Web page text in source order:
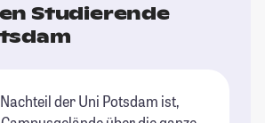
Studierende
der Uni Potsdam ist,